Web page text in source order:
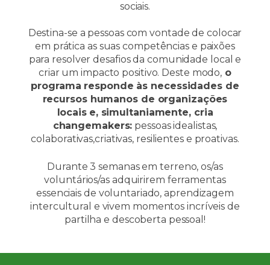
sociais.
Destina-se a pessoas com vontade de colocar
em prática as suas competências e paixões
para resolver desafios da comunidade local e
criar um impacto positivo. Deste modo, o
programa responde às necessidades de
recursos humanos de organizações
locais e, simultaniamente, cria
changemakers: pessoas idealistas,
colaborativas,criativas, resilientes e proativas.
Durante 3 semanas em terreno, os/as
voluntários/as adquirirem ferramentas
essenciais de voluntariado, aprendizagem
intercultural e vivem momentos incríveis de
partilha e descoberta pessoal!